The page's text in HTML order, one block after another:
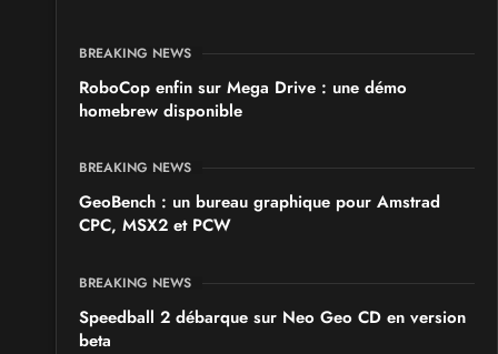
BREAKING NEWS
RoboCop enfin sur Mega Drive : une démo
homebrew disponible
BREAKING NEWS
GeoBench : un bureau graphique pour Amstrad
CPC, MSX2 et PCW
BREAKING NEWS
Speedball 2 débarque sur Neo Geo CD en version
beta